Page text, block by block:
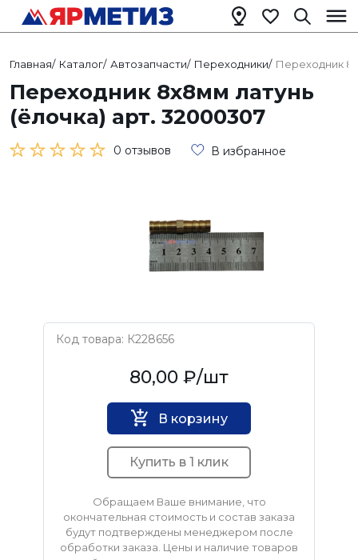
Главная/ Каталог/ Автозапчасти/ Переходники/ Переходник
Переходник 8х8мм латунь
(ёлочка) арт. 32000307
0 отзывов В избранное
Код товара: К228656
Нет бренда80,00 ₽/шт
В корзину
Купить в 1 клик
Обращаем Ваше внимание, что
окончательная стоимость и состав заказа
будут подтверждены менеджером после
обработки заказа. Цены и наличие товаров